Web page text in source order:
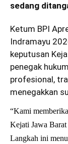
sedang
Ketum BPI
Indramayu
keputusan
penegak
profesional,
menegakkan
“Kami
Kejati Jawa
Langkah ini